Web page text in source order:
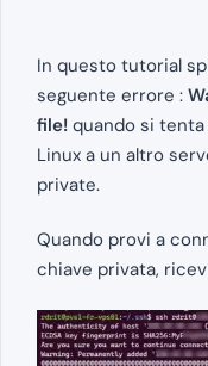
In questo tutorial
seguente errore :
file! quando si
Linux a un altro
private.
Quando provi a
chiave privata,